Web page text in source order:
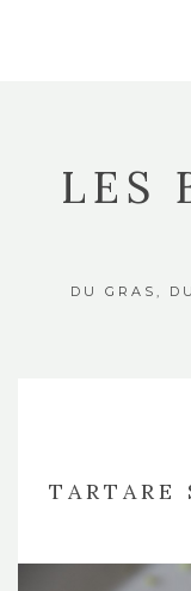
LES
DU GRAS,
TARTARE